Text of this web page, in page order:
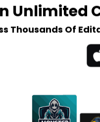
Unlimited
Thousands Of